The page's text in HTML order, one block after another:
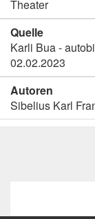
Theater
Quelle
Karli Bua -
02.02.2023
Autoren
Sibelius Karl